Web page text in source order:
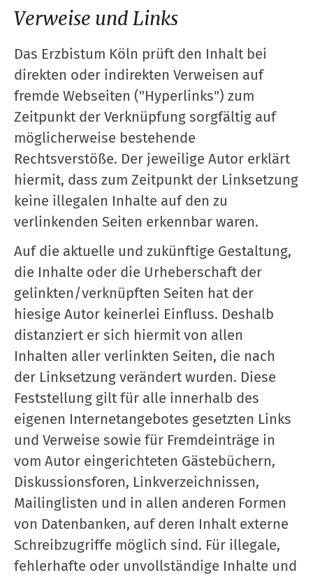
Verweise und Links
Das Erzbistum Köln prüft den Inhalt bei
direkten oder indirekten Verweisen auf
fremde Webseiten ("Hyperlinks") zum
Zeitpunkt der Verknüpfung sorgfältig auf
möglicherweise bestehende
Rechtsverstöße. Der jeweilige Autor erklärt
hiermit, dass zum Zeitpunkt der Linksetzung
keine illegalen Inhalte auf den zu
verlinkenden Seiten erkennbar waren.
Auf die aktuelle und zukünftige Gestaltung,
die Inhalte oder die Urheberschaft der
gelinkten/verknüpften Seiten hat der
hiesige Autor keinerlei Einfluss. Deshalb
distanziert er sich hiermit von allen
Inhalten aller verlinkten Seiten, die nach
der Linksetzung verändert wurden. Diese
Feststellung gilt für alle innerhalb des
eigenen Internetangebotes gesetzten Links
und Verweise sowie für Fremdeinträge in
vom Autor eingerichteten Gästebüchern,
Diskussionsforen, Linkverzeichnissen,
Mailinglisten und in allen anderen Formen
von Datenbanken, auf deren Inhalt externe
Schreibzugriffe möglich sind. Für illegale,
fehlerhafte oder unvollständige Inhalte und